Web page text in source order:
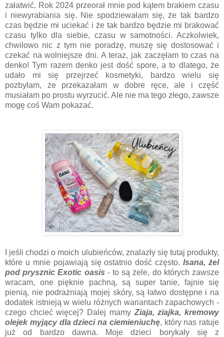
załatwić. Rok 2024 przeorał mnie pod kątem brakiem czasu
i niewyrabiania się. Nie spodziewałam się, że tak bardzo
czas będzie mi uciekać i że tak bardzo będzie mi brakować
czasu tylko dla siebie, czasu w samotności. Aczkolwiek,
chwilowo nic z tym nie poradzę, muszę się dostosować i
czekać na wolniejsze dni. A teraz, jak zaczęłam to czas na
denko! Tym razem denko jest dość spore, a to dlatego, że
udało mi się przejrzeć kosmetyki, bardzo wielu się
pozbyłam, że przekazałam w dobre ręce, ale i część
musiałam po prostu wyrzucić. Ale nie ma tego złego, zawsze
mogę coś Wam pokazać.
I jeśli chodzi o moich ulubieńców, znalazły się tutaj produkty,
które u mnie pojawiają się ostatnio dość często.Isana, żel
pod prysznic Exotic oasis - to są żele, do których zawsze
wracam, one pięknie pachną, są super tanie, fajnie się
pienią, nie podrażniają mojej skóry, są łatwo dostępne i na
dodatek istnieją w wielu różnych wariantach zapachowych -
czego chcieć więcej? Dalej mamy Ziaja, ziajka, kremowy
olejek myjący dla dzieci na ciemieniuchę, który nas ratuje
już od bardzo dawna. Moje dzieci borykały się z